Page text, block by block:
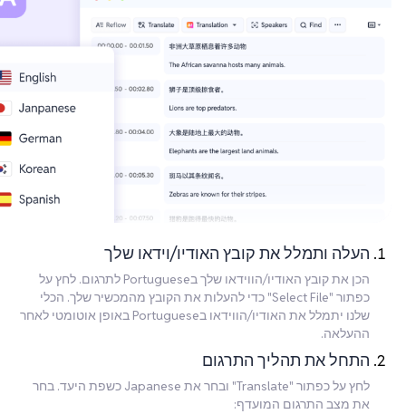
העלה ותמלל את קובץ האודיו/וידאו שלך
הכן את קובץ האודיו/הווידאו שלך בPortuguese לתרגום. לחץ על
כפתור "Select File" כדי להעלות את הקובץ מהמכשיר שלך. הכלי
שלנו יתמלל את האודיו/הווידאו בPortuguese באופן אוטומטי לאחר
ההעלאה.
התחל את תהליך התרגום
לחץ על כפתור "Translate" ובחר את Japanese כשפת היעד. בחר
את מצב התרגום המועדף: